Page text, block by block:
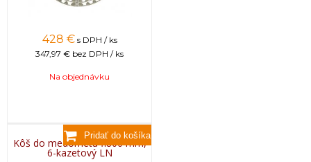
428 € s DPH / ks
347,97 € bez DPH / ks
Na objednávku
Kôš do medometu fi800 mm,
6-kazetový LN